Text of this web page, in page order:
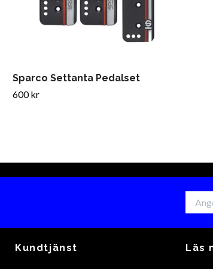
Sparco Settanta Pedalset
600 kr
Kundtjänst Läs